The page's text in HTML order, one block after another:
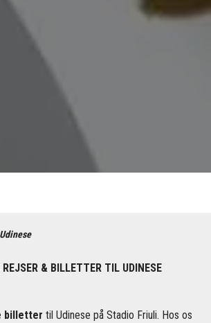
Udinese
REJSER & BILLETTER TIL UDINESE
billetter til Udinese på Stadio Friuli. Hos os